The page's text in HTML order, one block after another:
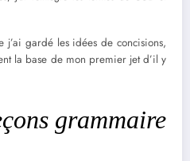
j’ai gardé les idées de concisions,
la base de mon premier jet d’il y
grammaire